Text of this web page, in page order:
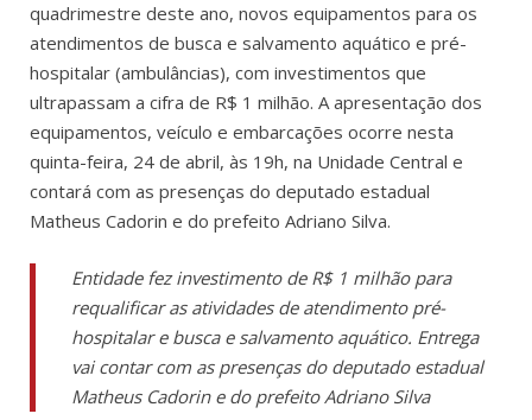
quadrimestre deste ano, novos equipamentos para os
atendimentos de busca e salvamento aquático e pré-
hospitalar (ambulâncias), com investimentos que
ultrapassam a cifra de R$ 1 milhão. A apresentação dos
equipamentos, veículo e embarcações ocorre nesta
quinta-feira, 24 de abril, às 19h, na Unidade Central e
contará com as presenças do deputado estadual
Matheus Cadorin e do prefeito Adriano Silva.
Entidade fez investimento de R$ 1 milhão para
requalificar as atividades de atendimento pré-
hospitalar e busca e salvamento aquático. Entrega
vai contar com as presenças do deputado estadual
Matheus Cadorin e do prefeito Adriano Silva